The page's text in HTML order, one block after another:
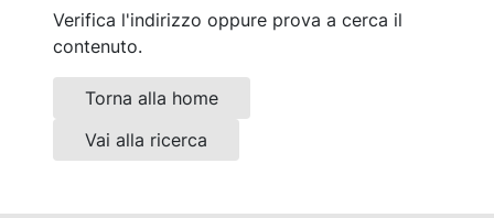
Verifica l'indirizzo oppure prova a cerca il
contenuto.
Torna alla home
Vai alla ricerca